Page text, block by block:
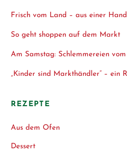
Frisch vom Land – aus einer Hand
So geht shoppen auf dem Markt
Am Samstag: Schlemmereien
„Kinder sind Markthändler“ – ein
REZEPTE
Aus dem Ofen
Dessert